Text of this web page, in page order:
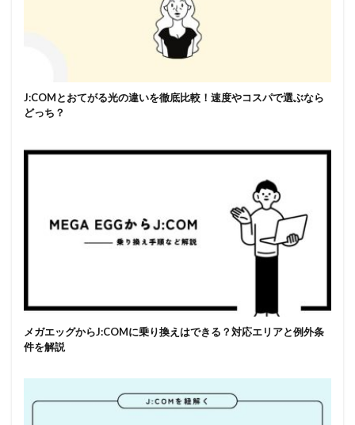
J:COMとおてがる光の違いを徹底比較！速度やコスパで選ぶなら
どっち？
メガエッグからJ:COMに乗り換えはできる？対応エリアと例外条
件を解説